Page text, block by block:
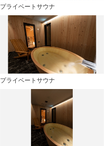
プライベートサウナ
プライベートサウナ